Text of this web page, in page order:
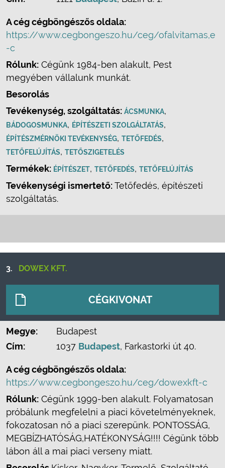
A cég cégböngészős oldala:
https://www.cegbongeszo.hu/ceg/ofalvitamas,e
-c
Rólunk: Cégünk 1984-ben alakult, Pest
megyében vállalunk munkát.
Besorolás
Tevékenység, szolgáltatás: ÁCSMUNKA,
BÁDOGOSMUNKA, ÉPÍTÉSZETI SZOLGÁLTATÁS,
ÉPÍTÉSZMÉRNÖKI TEVÉKENYSÉG, TETŐFEDÉS,
TETŐFELÚJÍTÁS, TETŐSZIGETELÉS
Termékek: ÉPÍTÉSZET, TETŐFEDÉS, TETŐFELÚJÍTÁS
Tevékenységi ismertető:Tetőfedés, építészeti
szolgáltatás.
3. DOWEX KFT.
CÉGKIVONAT
Megye:
Budapest
Cím:
1037 Budapest, Farkastorki út 40.
A cég cégböngészős oldala:
https://www.cegbongeszo.hu/ceg/dowexkft-c
Rólunk: Cégünk 1999-ben alakult. Folyamatosan
próbálunk megfelelni a piaci követelményeknek,
fokozatosan nő a piaci szerepünk. PONTOSSÁG,
MEGBÍZHATÓSÁG,HATÉKONYSÁG!!!! Cégünk több
lábon áll a mai piaci verseny miatt.